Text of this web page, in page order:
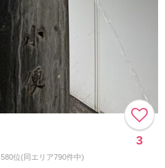
3
580位(同エリア790件中)